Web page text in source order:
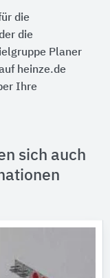
die
die
Planer
heinze.de
Ihre
sich auch